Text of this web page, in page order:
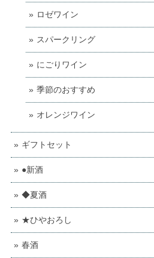
ロゼワイン
スパークリング
にごりワイン
季節のおすすめ
オレンジワイン
ギフトセット
●新酒
◆夏酒
★ひやおろし
春酒